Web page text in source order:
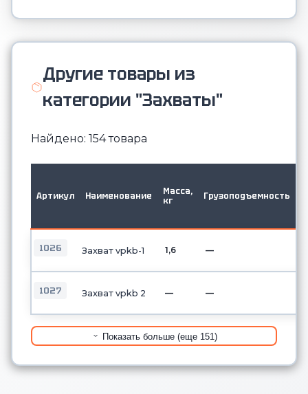
Другие товары из
категории "Захваты"
Найдено: 154 товара
Артикул Наименование
Масса,
кг
Грузоподъемность
1026 Захват vpkb-1 1,6 —
1027 Захват vpkb 2 — —
Показать больше (еще 151)